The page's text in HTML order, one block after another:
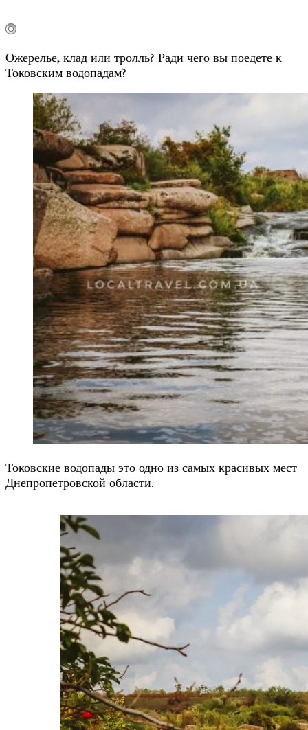
Ожерелье, клад или тролль? Ради чего вы поедете к
Токовским водопадам?
Токовские водопады это одно из самых красивых мест
Днепропетровской области.